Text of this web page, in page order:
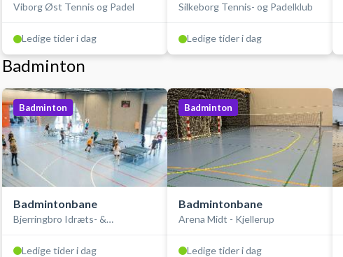
med lys
Viborg Øst Tennis og Padel
Ledige tider i dag
Silkeborg Tennis- og Padelklub
Ledige tider i dag
Badminton
Badminton
Badmintonbane
Bjerringbro Idræts- &
Ledige tider i dag
Badminton
Badmintonbane
Arena Midt - Kjellerup
Ledige tider i dag